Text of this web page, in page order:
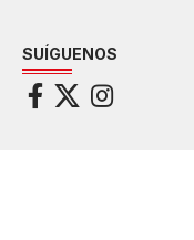
SUÍGUENOS